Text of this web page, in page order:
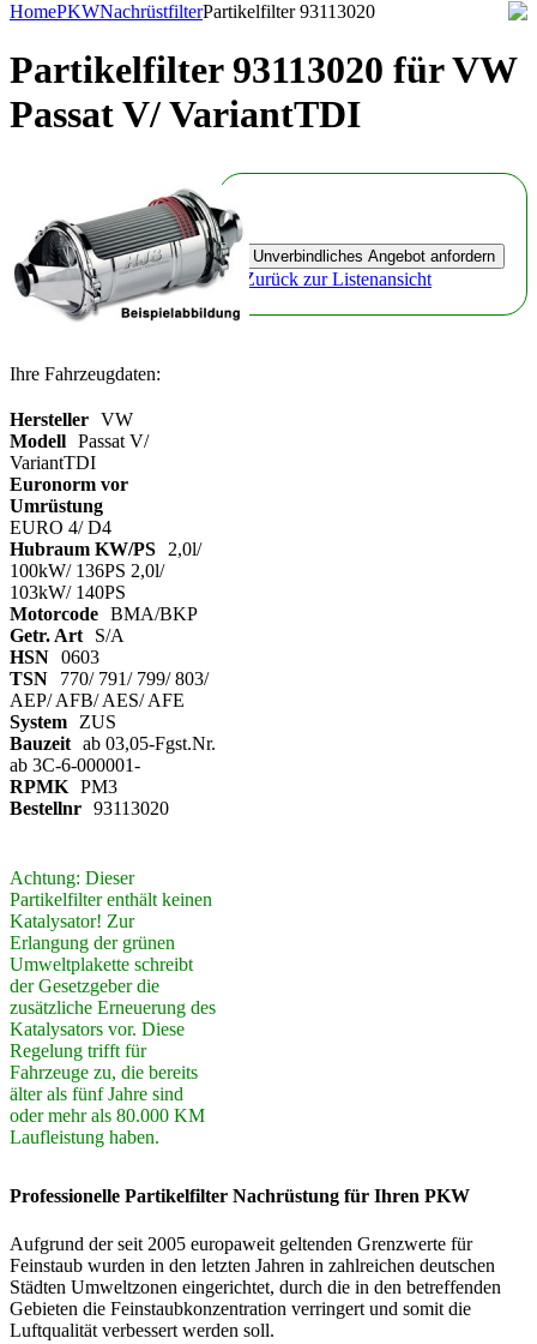
HomePKWNachrüstfilterPartikelfilter 93113020
Partikelfilter 93113020 für VW
Passat V/ VariantTDI
Ihre Fahrzeugdaten:
Hersteller VW
Modell Passat V/
VariantTDI
Euronorm vor
Umrüstung
EURO 4/ D4
Hubraum KW/PS
2,0l/
100kW/ 136PS 2,0l/
103kW/ 140PS
Motorcode BMA/BKP
Getr. Art
S/A
HSN 0603
TSN
770/ 791/ 799/ 803/
AEP/ AFB/ AES/ AFE
System
ZUS
Bauzeit ab 03,05-Fgst.Nr.
ab 3C-6-000001-
RPMK PM3
Bestellnr 93113020
Achtung: Dieser
Partikelfilter enthält keinen
Katalysator! Zur
Erlangung der grünen
Umweltplakette schreibt
der Gesetzgeber die
zusätzliche Erneuerung des
Katalysators vor. Diese
Regelung trifft für
Fahrzeuge zu, die bereits
älter als fünf Jahre sind
oder mehr als 80.000 KM
Laufleistung haben.
Zurück zur Listenansicht
Professionelle Partikelfilter Nachrüstung für Ihren PKW
Aufgrund der seit 2005 europaweit geltenden Grenzwerte für
Feinstaub wurden in den letzten Jahren in zahlreichen deutschen
Städten Umweltzonen eingerichtet, durch die in den betreffenden
Gebieten die Feinstaubkonzentration verringert und somit die
Luftqualität verbessert werden soll.